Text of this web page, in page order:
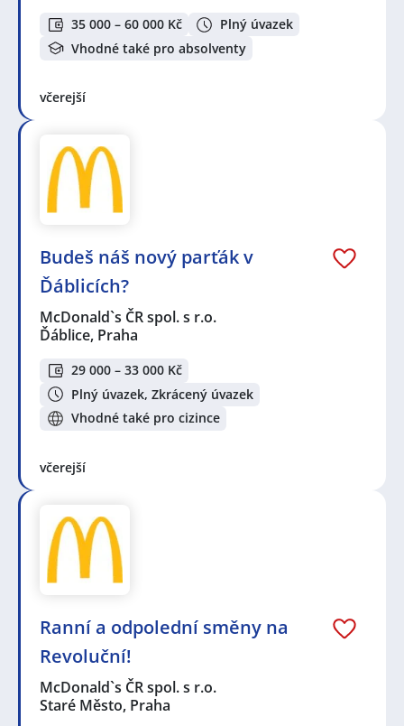
35 000 – 60 000 Kč
Plný úvazek
Vhodné také pro absolventy
včerejší
Budeš náš nový parťák v
Ďáblicích?
McDonald`s ČR spol. s r.o.
Ďáblice, Praha
29 000 – 33 000 Kč
Plný úvazek, Zkrácený úvazek
Vhodné také pro cizince
včerejší
Ranní a odpolední směny na
Revoluční!
McDonald`s ČR spol. s r.o.
Staré Město, Praha